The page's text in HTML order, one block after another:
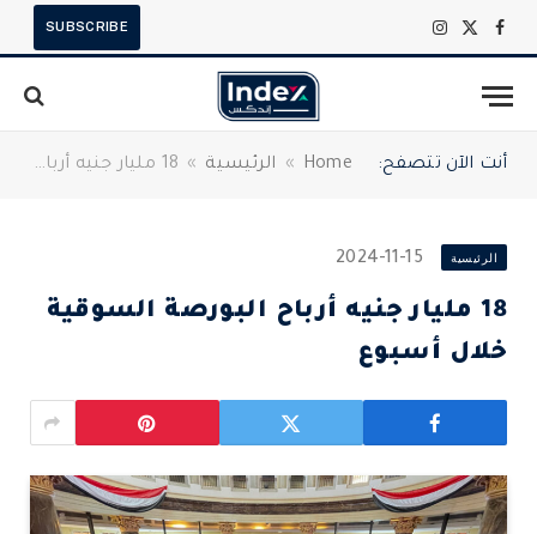
فيسبوك
X
الانستغرام
SUBSCRIBE
أنت الآن تتصفح: Home
» الرئيسية » 18 مليار جنيه أرباح البورصة السوقية خلال أسبوع
الرئيسية 2024-11-15
18 مليار جنيه أرباح البورصة السوقية
خلال أسبوع